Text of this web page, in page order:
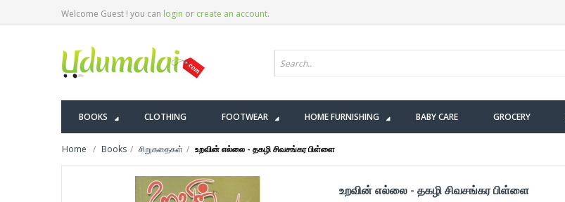
Welcome Guest ! you can login or create an account.
BOOKS CLOTHING FOOTWEAR HOME FURNISHING BABY CARE GROCERY
Home Books சிறுகதைகள் உறவின் எல்லை - தகழி சிவசங்கர பிள்ளை
உறவின் எல்லை - தகழி சிவசங்கர பிள்ளை